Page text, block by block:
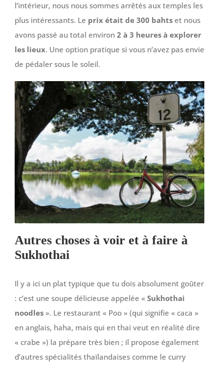
l’intérieur, nous nous sommes arrêtés aux temples les
plus intéressants. Le prix était de 300 bahts et nous
avons passé au total environ 2 à 3 heures à explorer
les lieux. Une option pratique si vous n’avez pas envie
de pédaler sous le soleil.
Autres choses à voir et à faire à
Sukhothai
Il y a ici un plat typique que tu dois absolument goûter
: c’est une soupe délicieuse appelée « Sukhothai
noodles ». Le restaurant « Poo » (qui signifie « caca »
en anglais, haha, mais qui en thaï veut en réalité dire
« crabe ») la prépare très bien ; il propose également
d’autres spécialités thaïlandaises comme le curry